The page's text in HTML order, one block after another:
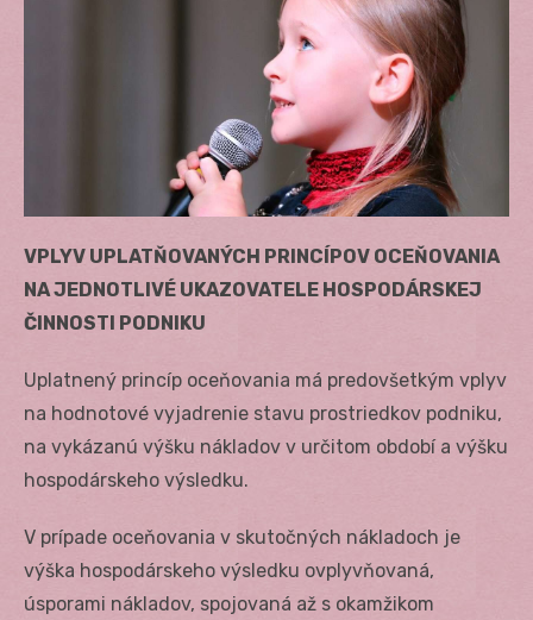
VPLYV UPLATŇOVANÝCH PRINCÍPOV OCEŇOVANIA
NA JEDNOTLIVÉ UKAZOVATELE HOSPODÁRSKEJ
ČINNOSTI PODNIKU
Uplatnený princíp oceňovania má predovšetkým vplyv
na hodnotové vyjadrenie stavu prostriedkov podniku,
na vykázanú výšku nákladov v určitom období a výšku
hospodárskeho výsledku.
V prípade oceňovania v skutočných nákladoch je
výška hospodárskeho výsledku ovplyvňovaná,
úsporami nákladov, spojovaná až s okamžikom